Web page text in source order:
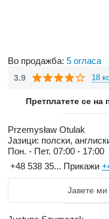
Во продажба: 5 огласа
3.9 18
Претплатете се на
Przemysław Otulak
Јазици: полски,
Пон. - Пет. 07:00 - 17:00
+48 538 35... Прикажи
Јавете ми